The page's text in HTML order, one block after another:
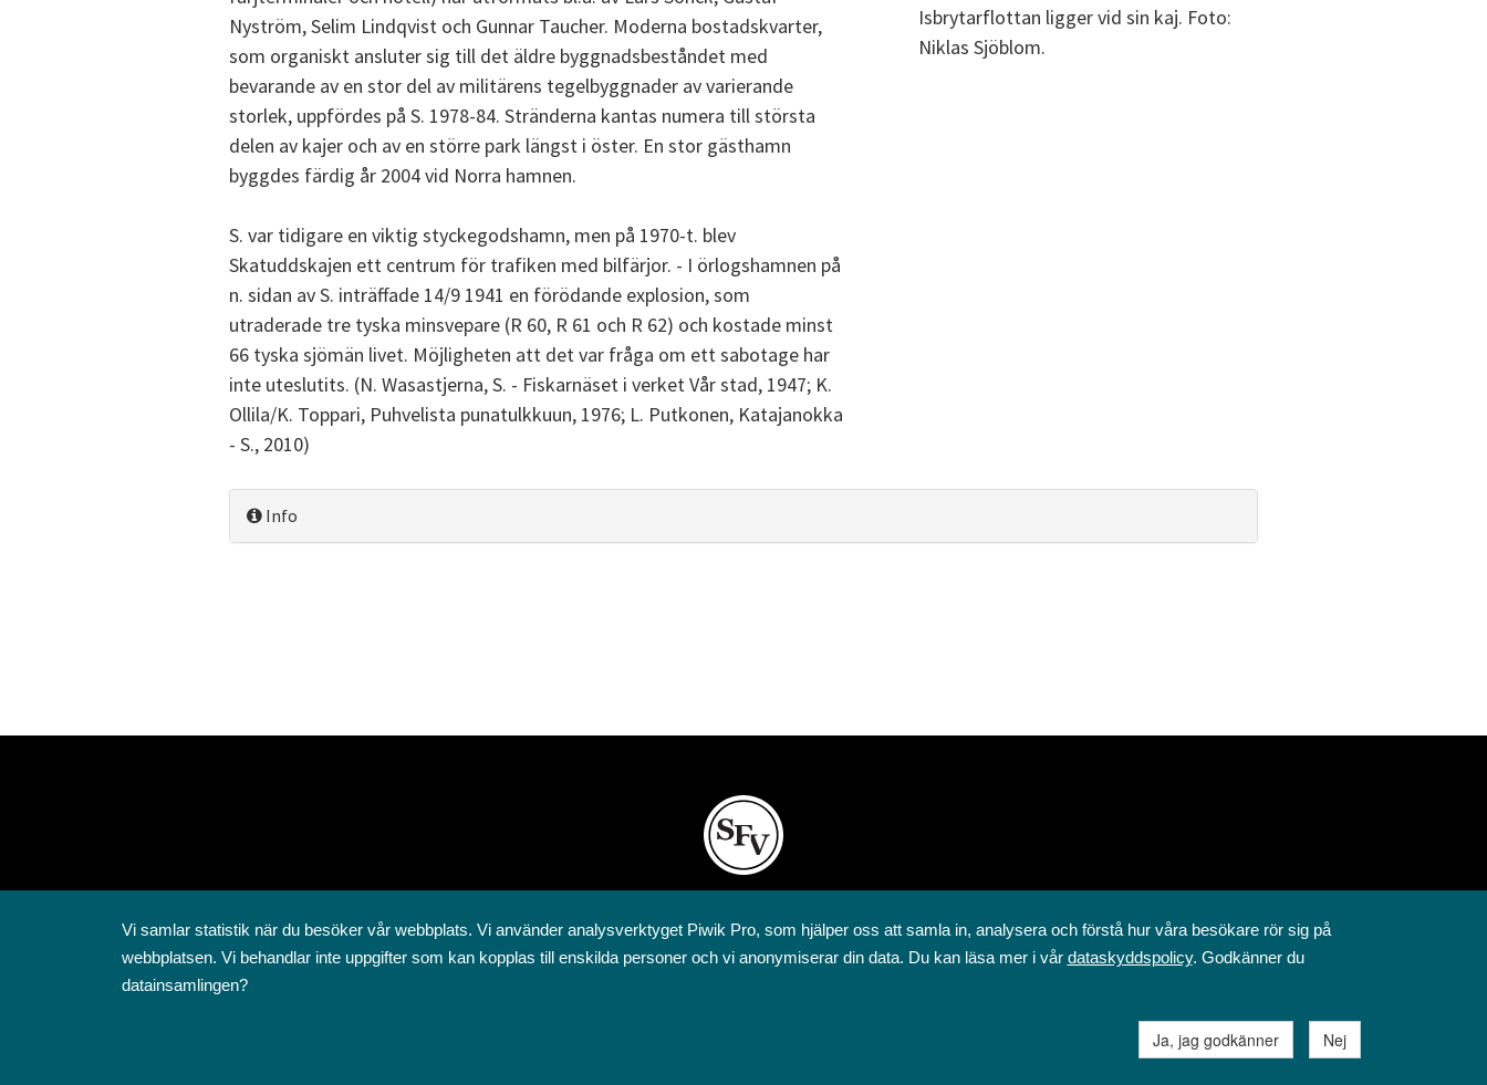
Nyström, Selim Lindqvist och Gunnar Taucher. Moderna bostadskvarter,
som organiskt ansluter sig till det äldre byggnadsbeståndet med
bevarande av en stor del av militärens tegelbyggnader av varierande
storlek, uppfördes på S. 1978-84. Stränderna kantas numera till största
delen av kajer och av en större park längst i öster. En stor gästhamn
byggdes färdig år 2004 vid Norra hamnen.
S. var tidigare en viktig styckegodshamn, men på 1970-t. blev
Skatuddskajen ett centrum för trafiken med bilfärjor. - I örlogshamnen på
n. sidan av S. inträffade 14/9 1941 en förödande explosion, som
utraderade tre tyska minsvepare (R 60, R 61 och R 62) och kostade minst
66 tyska sjömän livet. Möjligheten att det var fråga om ett sabotage har
inte uteslutits. (N. Wasastjerna, S. - Fiskarnäset i verket Vår stad, 1947; K.
Ollila/K. Toppari, Puhvelista punatulkkuun, 1976; L. Putkonen, Katajanokka
- S., 2010)
Isbrytarflottan ligger vid sin kaj. Foto:
Niklas Sjöblom.
Info
Annegatan 12
00120 Helsingfors
Vi samlar statistik när du besöker vår webbplats. Vi använder analysverktyget Piwik Pro, som hjälper oss att samla in, analysera och förstå hur våra besökare rör sig på
webbplatsen. Vi behandlar inte uppgifter som kan kopplas till enskilda personer och vi anonymiserar din data. Du kan läsa mer i vår dataskyddspolicy. Godkänner du
datainsamlingen?
Ja, jag godkänner Nej